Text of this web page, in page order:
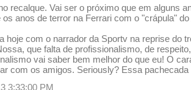
recalque. Vai ser o próximo que em alguns
anos de terror na Ferrari com o "crápula" do
hoje com o narrador da Sportv na reprise do
que falta de profissionalismo, de
vai saber bem melhor do que eu! O
com os amigos. Seriously? Essa pachecada
3:33:00 PM